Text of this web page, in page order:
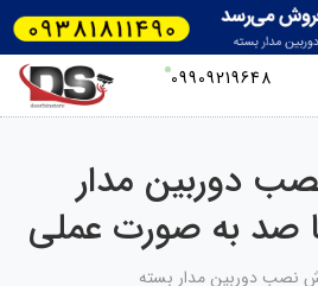
09909219648
دوربین مدار
صد به صورت عملی
نصب دوربین مدار بسته